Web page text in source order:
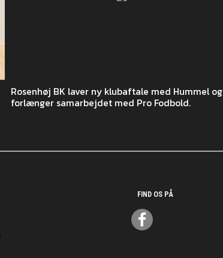
Rosenhøj BK laver ny klubaftale med Hummel og
forlænger samarbejdet med Pro Fodbold.
FIND OS PÅ